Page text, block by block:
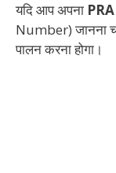
यदि आप अपना
Number) जानना
पालन करना होगा।